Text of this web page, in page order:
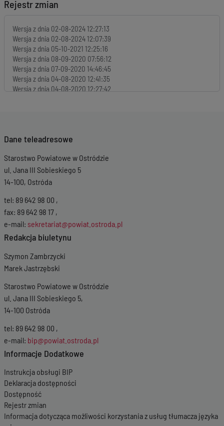
Rejestr zmian
Wersja z dnia 02-08-2024 12:27:13
Wersja z dnia 02-08-2024 12:07:39
Wersja z dnia 05-10-2021 12:25:16
Wersja z dnia 08-09-2020 07:56:12
Wersja z dnia 07-09-2020 14:46:45
Wersja z dnia 04-08-2020 12:41:35
Wersja z dnia 04-08-2020 12:27:42
Dane teleadresowe
Starostwo Powiatowe w Ostródzie
ul. Jana III Sobieskiego 5
14-100, Ostróda
tel: 89 642 98 00 ,
fax: 89 642 98 17 ,
e-mail: sekretariat@powiat.ostroda.pl
Redakcja biuletynu
Szymon Zambrzycki
Marek Jastrzębski
Starostwo Powiatowe w Ostródzie
ul. Jana III Sobieskiego 5,
14-100 Ostróda
tel: 89 642 98 00 ,
e-mail: bip@powiat.ostroda.pl
Informacje Dodatkowe
Instrukcja obsługi BIP
Deklaracja dostępności
Dostępność
Rejestr zmian
Informacja dotycząca możliwości korzystania z usług tłumacza języka